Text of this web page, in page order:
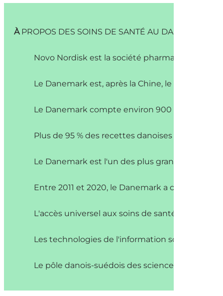
À PROPOS DES SOINS DE SANTÉ AU DANEMARK
Novo Nordisk est la société pharmaceutique
Le Danemark est, après la Chine, le pays qui
Le Danemark compte environ 900
Plus de 95 % des recettes danoises dans le
Le Danemark est l'un des plus grands
Entre 2011 et 2020, le Danemark a connu la
L'accès universel aux soins de santé, en
Les technologies de l'information sont
Le pôle danois-suédois des sciences de la vie